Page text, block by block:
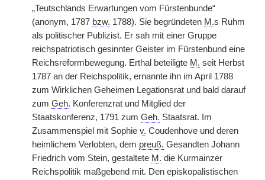
„Teutschlands Erwartungen vom Fürstenbunde“
(anonym, 1787 bzw. 1788). Sie begründeten M.s Ruhm
als politischer Publizist. Er sah mit einer Gruppe
reichspatriotisch gesinnter Geister im Fürstenbund eine
Reichsreformbewegung. Erthal beteiligte M. seit Herbst
1787 an der Reichspolitik, ernannte ihn im April 1788
zum Wirklichen Geheimen Legationsrat und bald darauf
zum Geh. Konferenzrat und Mitglied der
Staatskonferenz, 1791 zum Geh. Staatsrat. Im
Zusammenspiel mit Sophie v. Coudenhove und deren
heimlichem Verlobten, dem preuß. Gesandten Johann
Friedrich vom Stein, gestaltete M. die Kurmainzer
Reichspolitik maßgebend mit. Den episkopalistischen